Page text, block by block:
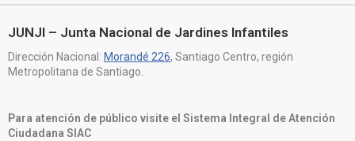
JUNJI – Junta Nacional de Jardines Infantiles
Dirección Nacional: Morandé 226, Santiago Centro, región
Metropolitana de Santiago.
Para atención de público visite el Sistema Integral de Atención
Ciudadana SIAC